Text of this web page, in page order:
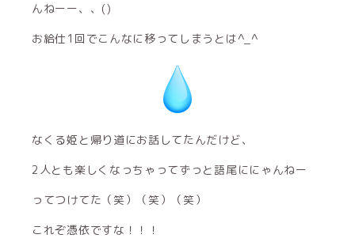
んねーー、、()
お給仕1回でこんなに移ってしまうとは^_^
なくる姫と帰り道にお話してたんだけど、
2人とも楽しくなっちゃってずっと語尾ににゃんねー
ってつけてた（笑）（笑）（笑）
これぞ憑依ですな！！！